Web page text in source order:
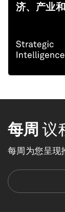
济、产业
每周 议
每周为您呈现